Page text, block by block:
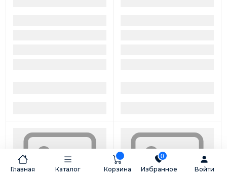
Главная Каталог Корзина Избранное
0
Войти